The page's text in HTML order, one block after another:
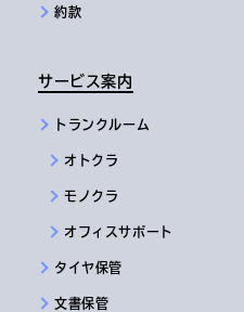
約款
サービス案内
トランクルーム
オトクラ
モノクラ
オフィスサポート
タイヤ保管
文書保管